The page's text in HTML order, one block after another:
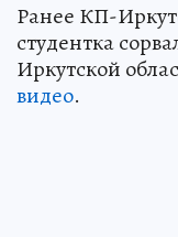
Ранее КП-
студентка
Иркутской
видео.